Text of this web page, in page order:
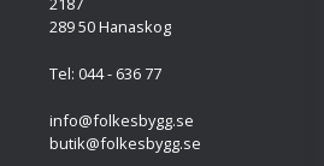
289 50 Hanaskog
Tel: 044 - 636 77
info@folkesbygg.se
butik@folkesbygg.se